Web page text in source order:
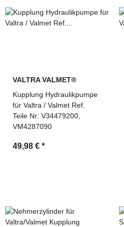
VALTRA VALMET®
Kupplung Hydraulikpumpe
für Valtra / Valmet Ref.
Teile Nr: V34479200,
VM4287090
49,98 € *